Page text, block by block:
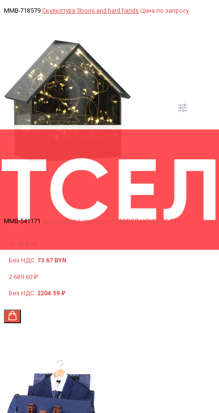
MMB-718579 Скульптура Strong and hard hands Цена по запросу
MMB-541171 Интерьерное украшение MIRROR HOUSE 21.73 €
88.40 BYN
Без НДС: 73.67 BYN
2 689.60 ₽
Без НДС: 2204.59 ₽